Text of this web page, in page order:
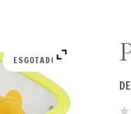
ESGOTADO